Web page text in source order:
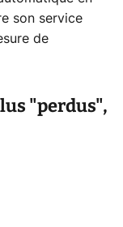
son service
de
"perdus",